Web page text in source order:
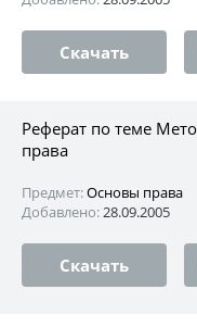
Скачать
Реферат по теме
права
Предмет:Основы права
Добавлено:28.09.2005
Скачать